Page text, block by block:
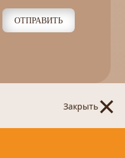
ОТПРАВИТЬ
Закрыть×